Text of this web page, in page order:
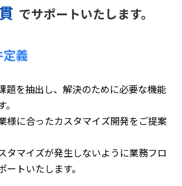
でサポートいたします。
義
題を抽出し、解決のために必要な機能
様に合ったカスタマイズ開発をご提案
タマイズが発生しないように業務フロ
トいたします。